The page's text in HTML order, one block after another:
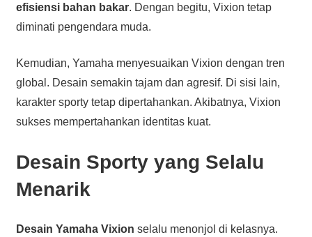
efisiensi bahan bakar. Dengan begitu, Vixion tetap
diminati pengendara muda.
Kemudian, Yamaha menyesuaikan Vixion dengan tren
global. Desain semakin tajam dan agresif. Di sisi lain,
karakter sporty tetap dipertahankan. Akibatnya, Vixion
sukses mempertahankan identitas kuat.
Desain Sporty yang Selalu
Menarik
Desain Yamaha Vixion selalu menonjol di kelasnya.